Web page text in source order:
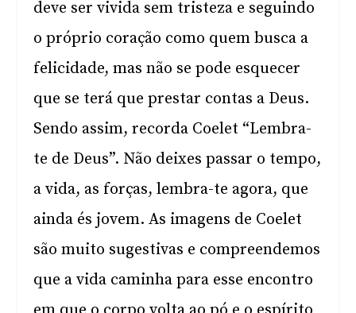
deve ser vivida sem tristeza e seguindo
o próprio coração como quem busca a
felicidade, mas não se pode esquecer
que se terá que prestar contas a Deus.
Sendo assim, recorda Coelet “Lembra-
te de Deus”. Não deixes passar o tempo,
a vida, as forças, lembra-te agora, que
ainda és jovem. As imagens de Coelet
são muito sugestivas e compreendemos
que a vida caminha para esse encontro